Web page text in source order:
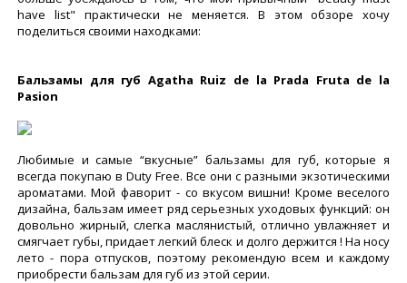
have list" практически не меняется. В этом обзоре хочу
поделиться своими находками:
Бальзамы для губ Agatha Ruiz de la Prada Fruta de la
Pasion
Любимые и самые “вкусные” бальзамы для губ, которые я
всегда покупаю в Duty Free. Все они с разными экзотическими
ароматами. Мой фаворит - со вкусом вишни! Кроме веселого
дизайна, бальзам имеет ряд серьезных уходовых функций: он
довольно жирный, слегка маслянистый, отлично увлажняет и
смягчает губы, придает легкий блеск и долго держится ! На носу
лето - пора отпусков, поэтому рекомендую всем и каждому
приобрести бальзам для губ из этой серии.